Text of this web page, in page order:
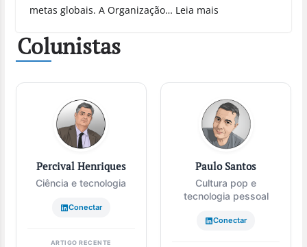
metas globais. A Organização… Leia mais
Colunistas
Percival Henriques
Ciência e tecnologia
Conectar
ARTIGO RECENTE
Paulo Santos
Cultura pop e
tecnologia pessoal
Conectar